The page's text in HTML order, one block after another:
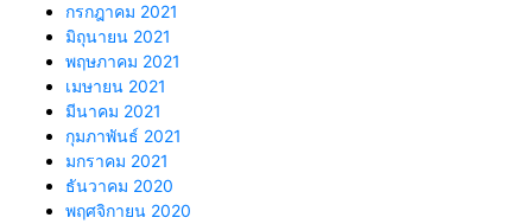
กรกฎาคม 2021
มิถุนายน 2021
พฤษภาคม 2021
เมษายน 2021
มีนาคม 2021
กุมภาพันธ์ 2021
มกราคม 2021
ธันวาคม 2020
พฤศจิกายน 2020